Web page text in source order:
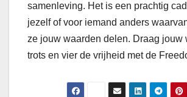
samenleving. Het is een prachtig
jezelf of voor iemand anders
ze jouw waarden delen. Draag jouw
trots en vier de vrijheid met de